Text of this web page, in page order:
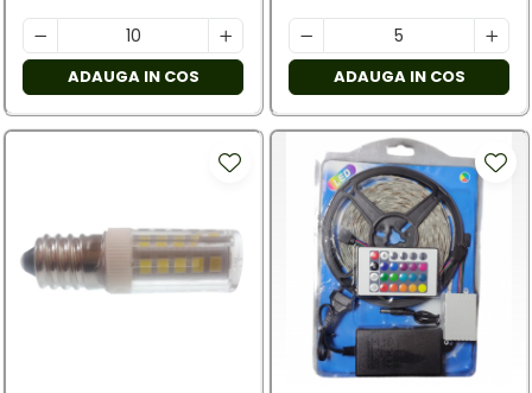
ADAUGA IN COS ADAUGA IN COS